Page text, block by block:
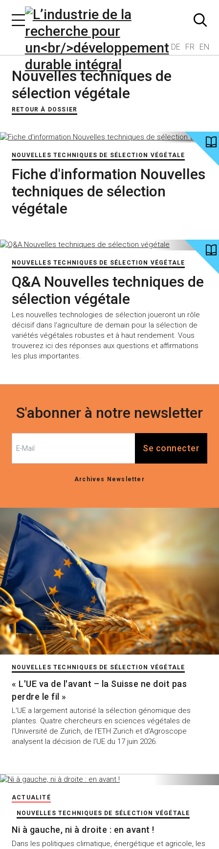
DE FR EN
Nouvelles techniques de
sélection végétale
RETOUR À DOSSIER
NOUVELLES TECHNIQUES DE SÉLECTION VÉGÉTALE
Fiche d'information Nouvelles
techniques de sélection
végétale
NOUVELLES TECHNIQUES DE SÉLECTION VÉGÉTALE
Q&A Nouvelles techniques de
sélection végétale
Les nouvelles technologies de sélection joueront un rôle
décisif dans l'agriculture de demain pour la sélection de
variétés végétales robustes et à haut rendement. Vous
trouverez ici des réponses aux questions et affirmations
les plus importantes.
S'abonner à notre newsletter
Se connecter
Archives Newsletter
NOUVELLES TECHNIQUES DE SÉLECTION VÉGÉTALE
« L'UE va de l'avant – la Suisse ne doit pas
perdre le fil »
L'UE a largement autorisé la sélection génomique des
plantes. Quatre chercheurs en sciences végétales de
l'Université de Zurich, de l'ETH Zurich et d'Agroscope
analysent la décision de l'UE du 17 juin 2026.
ACTUALITÉ
NOUVELLES TECHNIQUES DE SÉLECTION VÉGÉTALE
Ni à gauche, ni à droite : en avant !
Dans les politiques climatique, énergétique et agricole, les